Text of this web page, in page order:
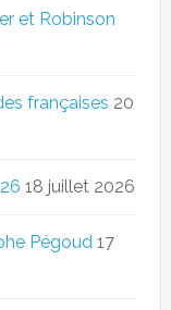
et Robinson
françaises 20
18 juillet 2026
Pégoud 17